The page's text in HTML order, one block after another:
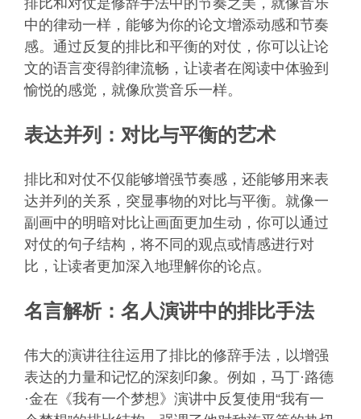
排比和对仗是修辞手法中的节奏之美，就像音乐
中的律动一样，能够为你的论文增添动感和节奏
感。通过反复的排比和平衡的对仗，你可以让论
文的语言变得韵律流畅，让读者在阅读中体验到
愉悦的感觉，就像欣赏音乐一样。
表达并列：对比与平衡的艺术
排比和对仗不仅能够增强节奏感，还能够用来表
达并列的关系，突显事物的对比与平衡。就像一
副画中的明暗对比让画面更加生动，你可以通过
对仗的句子结构，将不同的观点或情感进行对
比，让读者更加深入地理解你的论点。
名言解析：名人演讲中的排比手法
伟大的演讲往往运用了排比的修辞手法，以增强
表达的力量和记忆的深刻印象。例如，马丁·路德
·金在《我有一个梦想》演讲中反复使用“我有一